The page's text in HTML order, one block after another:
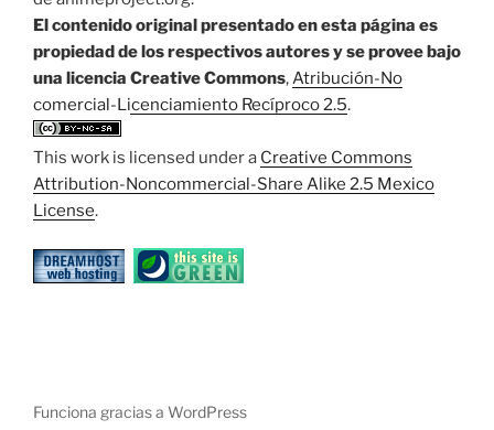
El contenido original presentado en esta página es
propiedad de los respectivos autores y se provee bajo
una licencia Creative Commons,Atribución-No
comercial-Licenciamiento Recíproco 2.5.
This work is licensed under a Creative Commons
Attribution-Noncommercial-Share Alike 2.5 Mexico
License.
Funciona gracias a WordPress